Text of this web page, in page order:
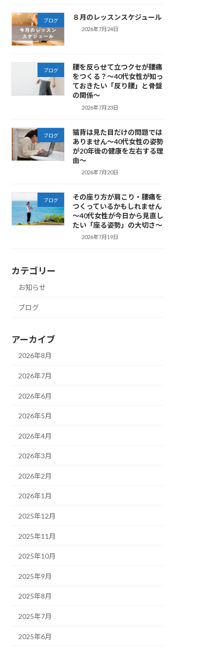
ブログ ８月のレッスンスケジュール
2026年7月24日
ブログ
腰を反らせて立つクセが腰痛
をつくる？～40代女性が知っ
ておきたい「反り腰」と骨盤
の関係～
2026年7月23日
ブログ
猫背は見た目だけの問題では
ありません～40代女性の姿勢
が20年後の健康を左右する理
由～
2026年7月20日
ブログ
その座り方が肩こり・腰痛を
つくっているかもしれません
～40代女性が今日から見直し
たい「座る姿勢」の大切さ～
2026年7月19日
カテゴリー
お知らせ
ブログ
アーカイブ
2026年8月
2026年7月
2026年6月
2026年5月
2026年4月
2026年3月
2026年2月
2026年1月
2025年12月
2025年11月
2025年10月
2025年9月
2025年8月
2025年7月
2025年6月